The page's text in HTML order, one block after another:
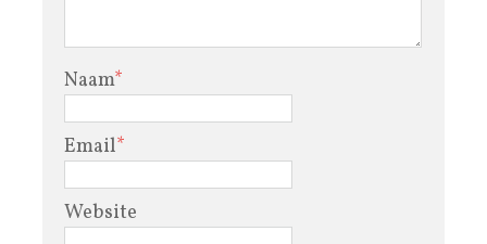
Naam*
Email*
Website